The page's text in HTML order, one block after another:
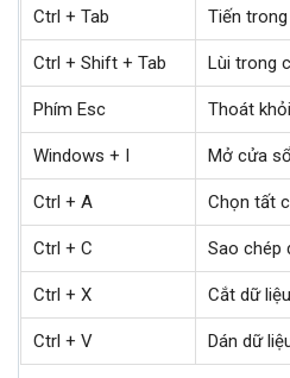
Ctrl + Tab Tiến
Ctrl + Shift + Tab Lùi trong
Phím Esc Thoát
Windows + I Mở cửa
Ctrl + A Chọn tất
Ctrl + C Sao chép
Ctrl + X Cắt dữ liệu
Ctrl + V Dán dữ